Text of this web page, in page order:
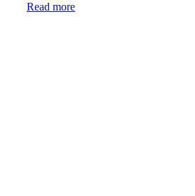
Read more